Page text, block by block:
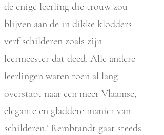
de enige leerling die trouw zou
blijven aan de in dikke klodders
verf schilderen zoals zijn
leermeester dat deed. Alle andere
leerlingen waren toen al lang
overstapt naar een meer Vlaamse,
elegante en gladdere manier van
schilderen.’ Rembrandt gaat steeds